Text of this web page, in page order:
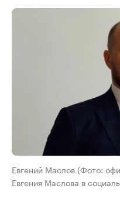
Евгений Маслов (Фото:
Евгения Маслова в